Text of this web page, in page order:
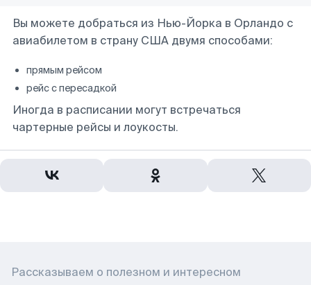
Вы можете добраться из Нью-Йорка в Орландо с
авиабилетом в страну США двумя способами:
прямым рейсом
рейс с пересадкой
Иногда в расписании могут встречаться
чартерные рейсы и лоукосты.
Рассказываем о полезном и интересном